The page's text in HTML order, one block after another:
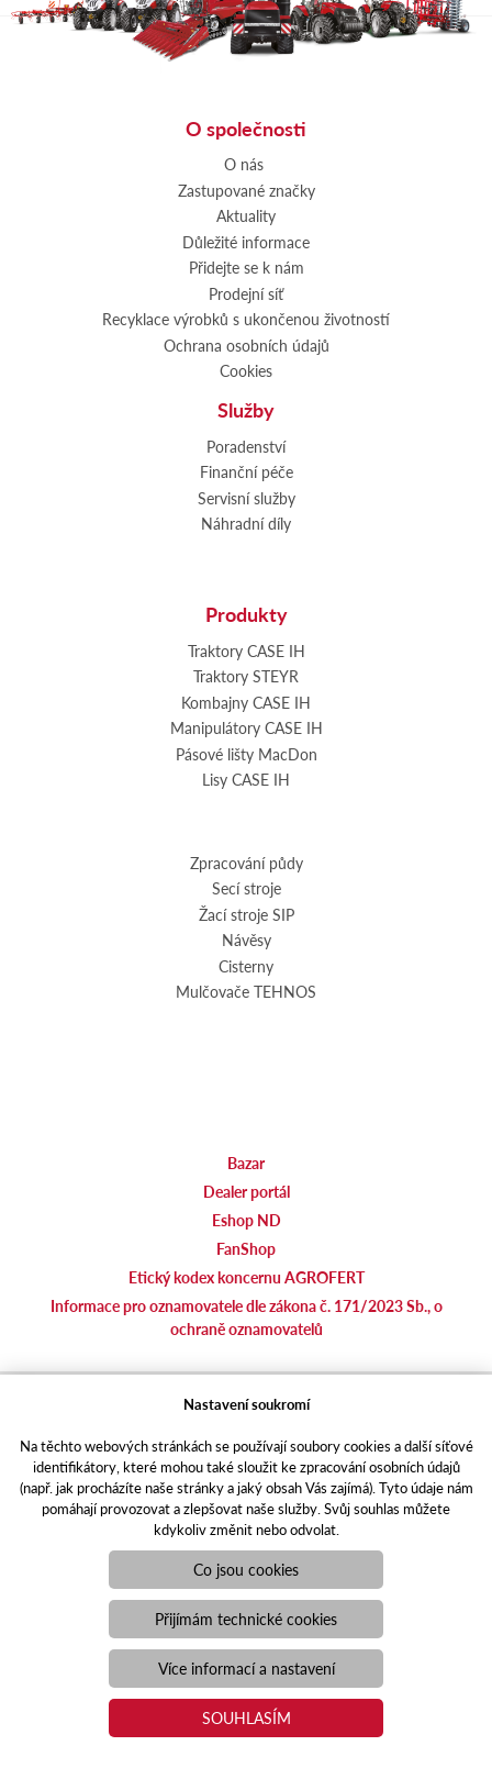
O společnosti
O nás
Zastupované značky
Aktuality
Důležité informace
Přidejte se k nám
Prodejní síť
Recyklace výrobků s ukončenou životností
Ochrana osobních údajů
Cookies
Služby
Poradenství
Finanční péče
Servisní služby
Náhradní díly
Produkty
Traktory CASE IH
Traktory STEYR
Kombajny CASE IH
Manipulátory CASE IH
Pásové lišty MacDon
Lisy CASE IH
Zpracování půdy
Secí stroje
Žací stroje SIP
Návěsy
Cisterny
Mulčovače TEHNOS
Bazar
Dealer portál
Eshop ND
FanShop
Etický kodex koncernu AGROFERT
Informace pro oznamovatele dle zákona č. 171/2023 Sb., o
ochraně oznamovatelů
Responzivní webPuxdesign | agrics.cz © 2021
Toto jsou internetové stránky společnosti AGRI CS a. s., se sídlem
v Hustopečích, Hybešova 14, PSČ 69301, IČO 26243334,
zapsané v OR vedeném Krajským soudem v Brně, oddíl B, vložka
3582. Společnost AGRI CS a.s. je členem koncernu AGROFERT
řízeného společností AGROFERT, a.s., IČO 26185610, se sídlem
na adrese Pyšelská 2327/2, Chodov, 149 00 Praha 4.
agrotec.cz
portal.caseklub.cz
shop.agrics.cz
traktorbazar.cz
eshop.agrics.cz/cs
a-finance.cz
Nastavení soukromí
Na těchto webových stránkách se používají soubory cookies a další síťové
identifikátory, které mohou také sloužit ke zpracování osobních údajů
(např. jak procházíte naše stránky a jaký obsah Vás zajímá). Tyto údaje nám
pomáhají provozovat a zlepšovat naše služby. Svůj souhlas můžete
kdykoliv změnit nebo odvolat.
Co jsou cookies
Přijímám technické cookies
Více informací a nastavení
SOUHLASÍM